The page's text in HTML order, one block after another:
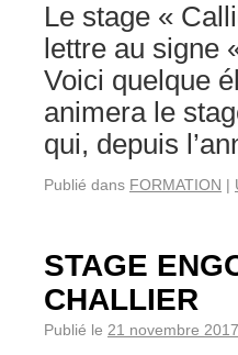
Le stage «
lettre au signe
Voici quelque
animera le
qui, depuis
Publié dans FORMATION |
STAGE
CHALLIER
Publié le 21 novembre 2017